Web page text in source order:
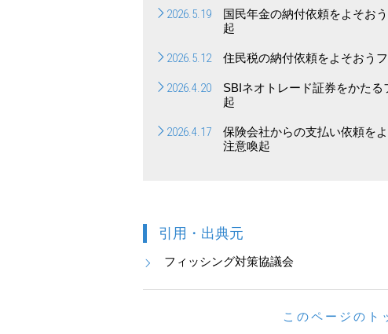
2026.5.19
国民年金の納付依頼をよそお
起
2026.5.12 住民税の納付依頼をよそおう
2026.4.20
SBIネオトレード証券をかた
起
2026.4.17
保険会社からの支払い依頼を
注意喚起
引用・出典元
フィッシング対策協議会
このページのト